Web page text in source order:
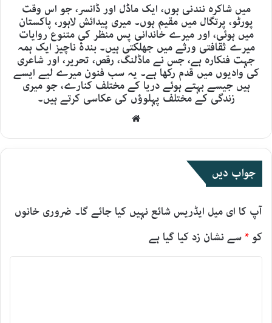
میں شاکرہ نندنی ہوں، ایک ماڈل اور ڈانسر، جو اس وقت
پورٹو، پرتگال میں مقیم ہوں۔ میری پیدائش لاہور، پاکستان
میں ہوئی، اور میرے خاندانی پس منظر کی متنوع روایات
میرے ثقافتی ورثے میں جھلکتی ہیں۔ بندۂ ناچیز ایک ہمہ
جہت فنکارہ ہے، جس نے ماڈلنگ، رقص، تحریر، اور شاعری
کی وادیوں میں قدم رکھا ہے۔ یہ سب فنون میرے لیے ایسے
ہیں جیسے بہتے ہوئے دریا کے مختلف کنارے، جو میری
زندگی کے مختلف پہلوؤں کی عکاسی کرتے ہیں۔
جواب دیں
آپ کا ای میل ایڈریس شائع نہیں کیا جائے گا۔ ضروری خانوں
کو *سے نشان زد کیا گیا ہے